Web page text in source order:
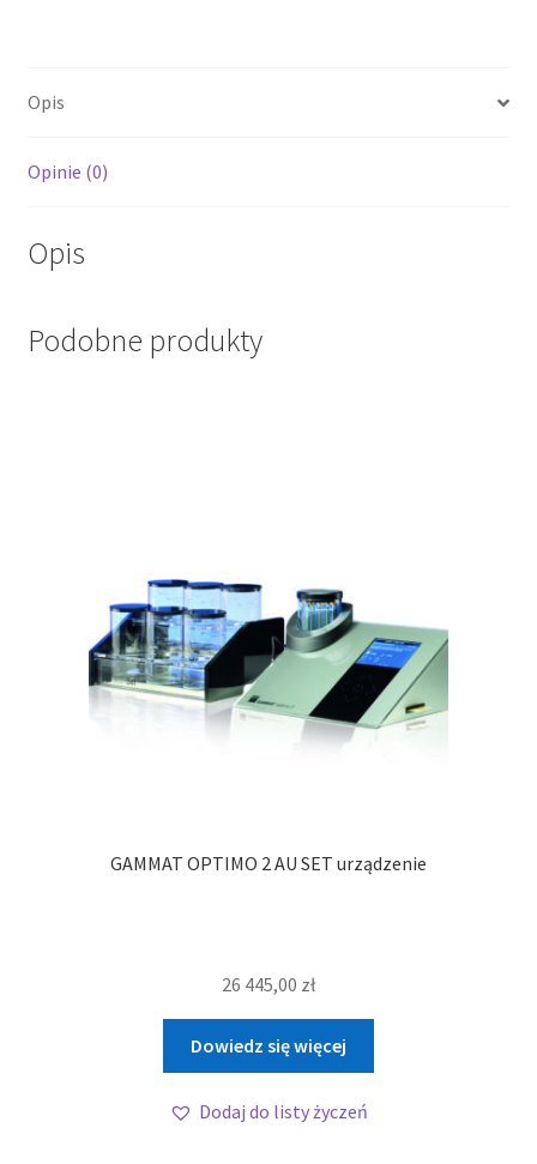
Opis
Opinie (0)
Opis
Podobne produkty
GAMMAT OPTIMO 2 AU SET urządzenie
26 445,00 zł
Dowiedz się więcej
Dodaj do listy życzeń